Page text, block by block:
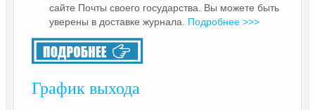
сайте Почты своего государства. Вы можете быть
уверены в доставке журнала. Подробнее >>>
График выхода